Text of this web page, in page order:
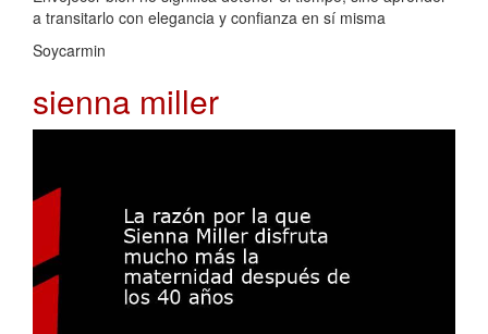
a transitarlo con elegancia y confianza en sí misma
Soycarmin
sienna miller